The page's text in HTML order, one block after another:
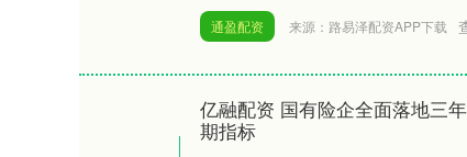
通盈配资 来源：路易泽配资APP下载
亿融配资 国有险企全面落地三
期指标